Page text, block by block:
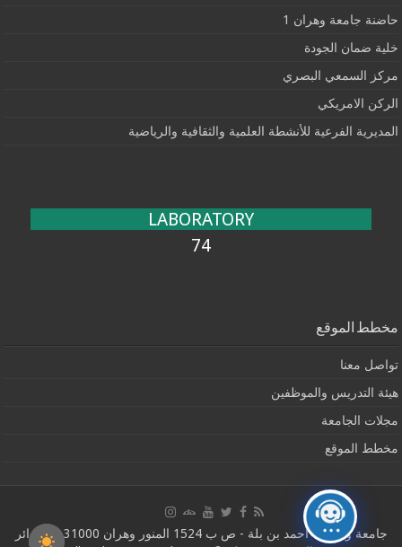
حاضنة جامعة وهران 1
خلية ضمان الجودة
مركز السمعي البصري
الركن الامريكي
المديرية الفرعية للأنشطة العلمية والثقافية والرياضية
LABORATORY
74
مخطط الموقع
تواصل معنا
هيئة التدريس والموظفين
مجلات الجامعة
مخطط الموقع
جامعة وهران1 أحمد بن بلة - ص ب 1524 المنور وهران 31000 ، الجزائر